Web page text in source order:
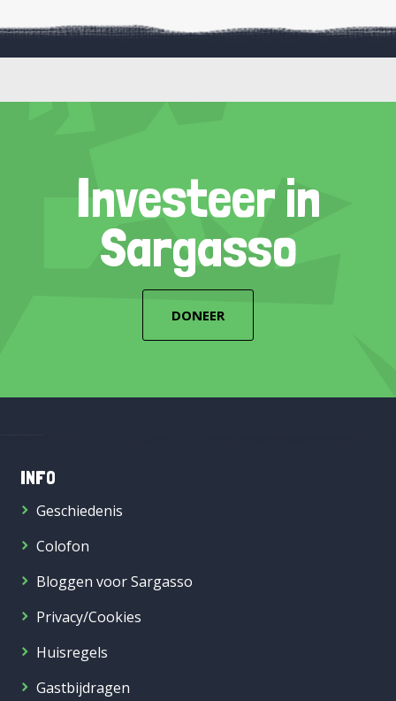
Investeer in
Sargasso
DONEER
INFO
Geschiedenis
Colofon
Bloggen voor Sargasso
Privacy/Cookies
Huisregels
Gastbijdragen